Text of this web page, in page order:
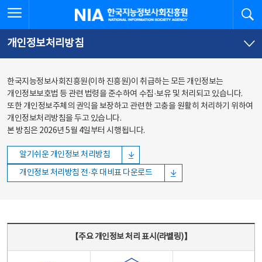
바로가기
바로가기
한국지능정보사회진흥원
개인정보처리방침
한국지능정보사회진흥원(이하 진흥원)이 취급하는 모든 개인정보는
개인정보보호법 등 관련 법령을 준수하여 수집·보유 및 처리되고 있습니다.
또한 개인정보주체의 권익을 보장하고 관련한 고충을 원활히 처리하기 위하여
개인정보처리방침을 두고 있습니다.
본 방침은 2026년 5월 4일부터 시행됩니다.
알기쉬운 개인정보 처리방침
개인정보 처리방침 전·후 대비표 다운로드
【주요 개인정보 처리 표시(라벨링)】